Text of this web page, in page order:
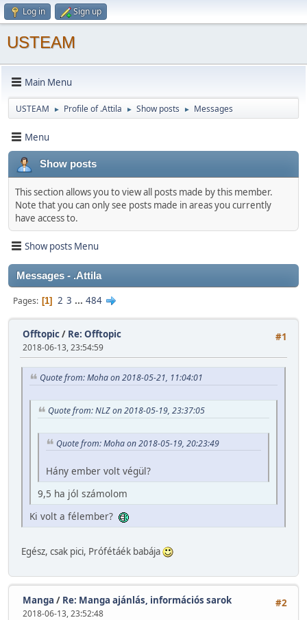
Log in Sign up
USTEAM
Main Menu
USTEAM ► Profile of .Attila ► Show posts ► Messages
Menu
Show posts
This section allows you to view all posts made by this member.
Note that you can only see posts made in areas you currently
have access to.
Show posts Menu
Messages - .Attila
Pages 1 2 3 ... 484
#1
Offtopic/ Re: Offtopic
2018-06-13, 23:54:59
Quote from: Moha on 2018-05-21, 11:04:01
Quote from: NLZ on 2018-05-19, 23:37:05
Quote from: Moha on 2018-05-19, 20:23:49
Hány ember volt végül?
9,5 ha jól számolom
Ki volt a félember?
Egész, csak pici, Prófétáék babája
#2
Manga / Re: Manga ajánlás, információs sarok
2018-06-13, 23:52:48